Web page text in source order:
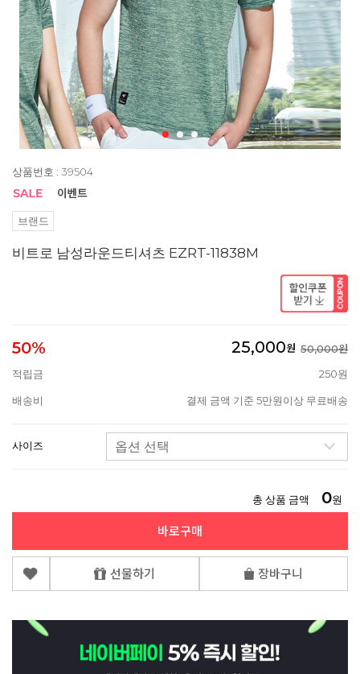
상품번호 : 39504
브랜드
비트로 남성라운드티셔츠 EZRT-11838M
50% 25,000원 50,000원
적립금
250원
배송비 결제 금액 기준 5만원이상 무료배송
사이즈
총 상품 금액 0원
바로구매
선물하기 장바구니